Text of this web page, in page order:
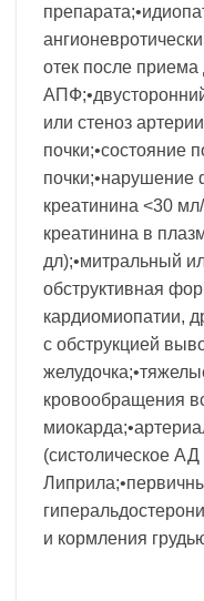
отек после приема
или стеноз
почки;•состояние
почки;•нарушение
креатинина <30
креатинина в
дл);•митральный
обструктивная
кардиомиопатии,
с обструкцией
кровообращения
(систолическое АД
и кормления